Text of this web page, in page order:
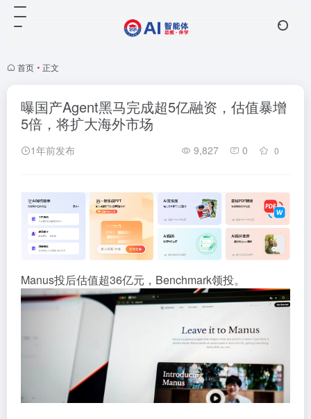
首页 • 正文
曝国产Agent黑马完成超5亿融资，估值暴增
5倍，将扩大海外市场
1年前发布 9,827 0 0
Manus投后估值超36亿元，Benchmark领投。